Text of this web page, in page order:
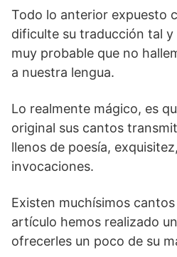
Todo lo anterior expuesto
dificulte su traducción tal y
muy probable que no
a nuestra lengua.
Lo realmente mágico, es
original sus cantos
llenos de poesía,
invocaciones.
Existen muchísimos
artículo hemos realizado
ofrecerles un poco de su